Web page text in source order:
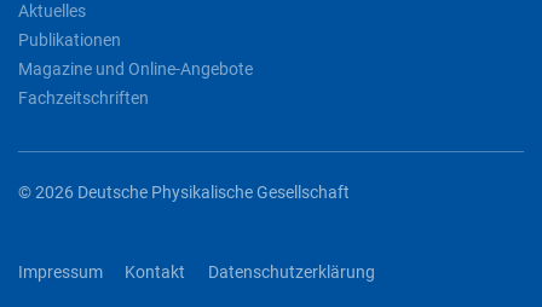
Aktuelles
Publikationen
Magazine und Online-Angebote
Fachzeitschriften
© 2026 Deutsche Physikalische Gesellschaft
Impressum Kontakt Datenschutzerklärung